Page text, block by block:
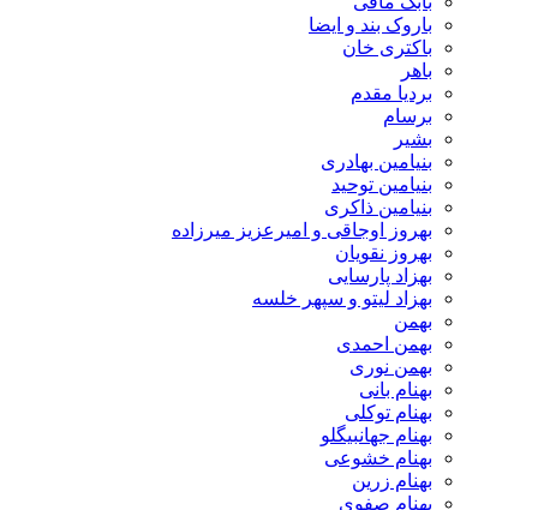
باروک بند و ایضا
باکتری خان
باهر
بردیا مقدم
برسام
بشیر
بنیامین بهادری
بنیامین توحید
بنیامین ذاکری
بهروز اوجاقی و امیرعزیز میرزاده
بهروز نقویان
بهزاد پارسایی
بهزاد لیتو و سپهر خلسه
بهمن
بهمن احمدی
بهمن نوری
بهنام بانی
بهنام توکلی
بهنام جهانبیگلو
بهنام خشوعی
بهنام زرین
بهنام صفوی